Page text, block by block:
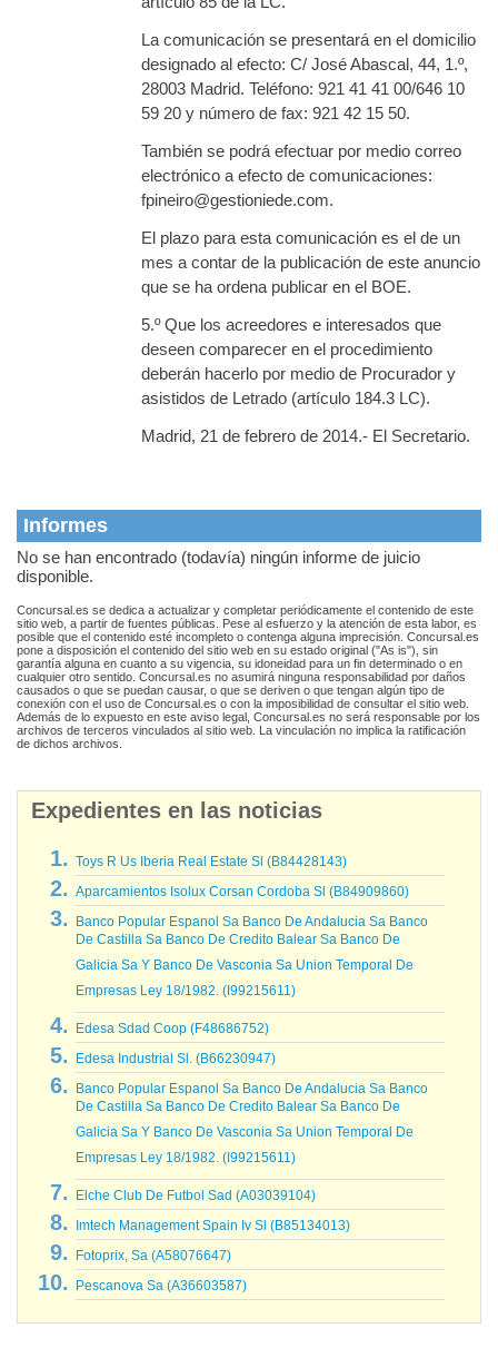
La comunicación se presentará en el domicilio
designado al efecto: C/ José Abascal, 44, 1.º,
28003 Madrid. Teléfono: 921 41 41 00/646 10
59 20 y número de fax: 921 42 15 50.
También se podrá efectuar por medio correo
electrónico a efecto de comunicaciones:
fpineiro@gestioniede.com.
El plazo para esta comunicación es el de un
mes a contar de la publicación de este anuncio
que se ha ordena publicar en el BOE.
5.º Que los acreedores e interesados que
deseen comparecer en el procedimiento
deberán hacerlo por medio de Procurador y
asistidos de Letrado (artículo 184.3 LC).
Madrid, 21 de febrero de 2014.- El Secretario.
Informes
No se han encontrado (todavía) ningún informe de juicio
disponible.
Concursal.es se dedica a actualizar y completar periódicamente el contenido de este
sitio web, a partir de fuentes públicas. Pese al esfuerzo y la atención de esta labor, es
posible que el contenido esté incompleto o contenga alguna imprecisión. Concursal.es
pone a disposición el contenido del sitio web en su estado original ("As is"), sin
garantía alguna en cuanto a su vigencia, su idoneidad para un fin determinado o en
cualquier otro sentido. Concursal.es no asumirá ninguna responsabilidad por daños
causados o que se puedan causar, o que se deriven o que tengan algún tipo de
conexión con el uso de Concursal.es o con la imposibilidad de consultar el sitio web.
Además de lo expuesto en este aviso legal, Concursal.es no será responsable por los
archivos de terceros vinculados al sitio web. La vinculación no implica la ratificación
de dichos archivos.
Expedientes en las noticias
Toys R Us Iberia Real Estate Sl (B84428143)
Aparcamientos Isolux Corsan Cordoba Sl (B84909860)
Banco Popular Espanol Sa Banco De Andalucia Sa Banco
De Castilla Sa Banco De Credito Balear Sa Banco De
Galicia Sa Y Banco De Vasconia Sa Union Temporal De
Empresas Ley 18/1982. (I99215611)
Edesa Sdad Coop (F48686752)
Edesa Industrial Sl. (B66230947)
Banco Popular Espanol Sa Banco De Andalucia Sa Banco
De Castilla Sa Banco De Credito Balear Sa Banco De
Galicia Sa Y Banco De Vasconia Sa Union Temporal De
Empresas Ley 18/1982. (I99215611)
Elche Club De Futbol Sad (A03039104)
Imtech Management Spain Iv Sl (B85134013)
Fotoprix, Sa (A58076647)
Pescanova Sa (A36603587)